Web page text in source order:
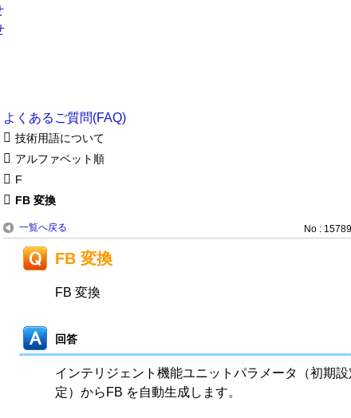
よくあるご質問(FAQ)
技術用語について
アルファベット順
F
FB 変換
一覧へ戻る No : 15789
FB 変換
FB 変換
回答
インテリジェント機能ユニットパラメータ（初期
定）からFB を自動生成します。